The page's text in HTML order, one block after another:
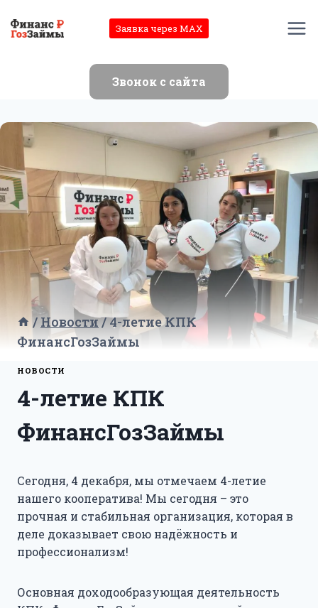
Заявка через MAX
Звонок с сайта
/ Новости/4-летие КПК
ФинансГозЗаймы
НОВОСТИ
4-летие КПК
ФинансГозЗаймы
Сегодня, 4 декабря, мы отмечаем 4-летие
нашего кооператива! Мы сегодня – это
прочная и стабильная организация, которая в
деле доказывает свою надёжность и
профессионализм!
Основная доходообразующая деятельность